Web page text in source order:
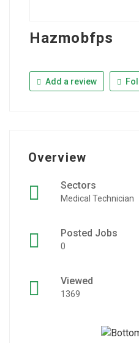
Hazmobfps
Add a review
Overview
Sectors
Medical Technician
Posted Jobs
0
Viewed
1369